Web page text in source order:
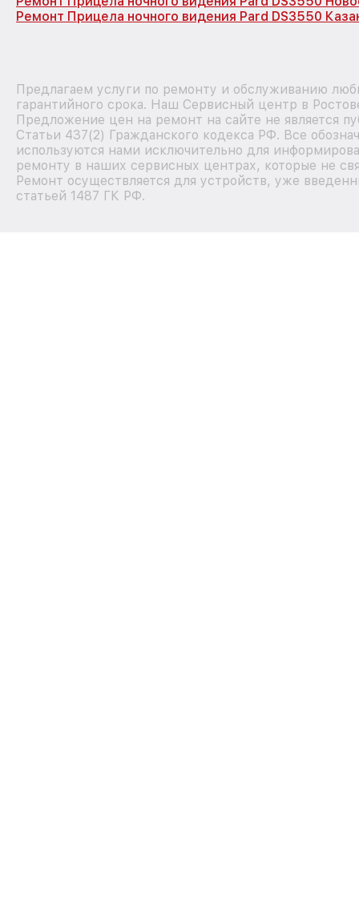
Ремонт Прицела ночного видения Pard DS3550
Предлагаем услуги по ремонту и обслуживанию
гарантийного срока. Наш Сервисный центр в
Предложение цен на ремонт на сайте не является
Статьи 437(2) Гражданского кодекса РФ. Все
используются нами исключительно для
ремонту в наших сервисных центрах, которые не
Ремонт осуществляется для устройств, уже
статьей 1487 ГК РФ.